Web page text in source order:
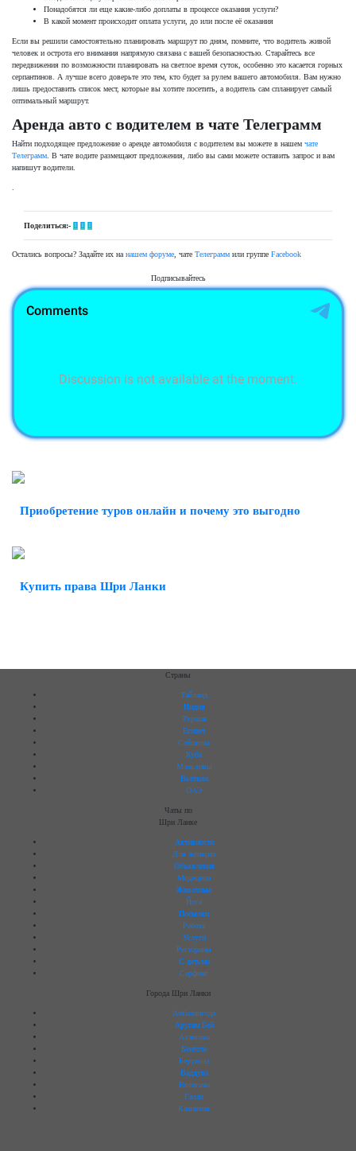
Понадобятся ли еще какие-либо доплаты в процессе оказания услуги?
В какой момент происходит оплата услуги, до или после её оказания
Если вы решили самостоятельно планировать маршрут по дням, помните, что водитель живой
человек и острота его внимания напрямую связана с вашей безопасностью. Старайтесь все
передвижения по возможности планировать на светлое время суток, особенно это касается горных
серпантинов. А лучше всего доверьте это тем, кто будет за рулем вашего автомобиля. Вам нужно
лишь предоставить список мест, которые вы хотите посетить, а водитель сам спланирует самый
оптимальный маршрут.
Аренда авто с водителем в чате Телеграмм
Найти подходящее предложение о аренде автомобиля с водителем вы можете в нашем чате
Телеграмм . В чате водите размещают предложения, либо вы сами можете оставить запрос и вам
напишут водители.
Поделиться:-
Остались вопросы? Задайте их нанашем форуме, чате Телеграмм или группе Facebook
Подписывайтесь
Приобретение туров онлайн и почему это выгодно
Купить права Шри Ланки
Страны
Тайланд
Индия
Турция
Египет
Сейшелы
Куба
Мальдивы
Вьетнам
ОАЭ
Чаты по
Шри Ланке
Активности
Для женщин
Объявления
Медицина
Животные
Йога
Посылки
Работа
Услуги
Рестораны
C детьми
Серфинг
Города Шри Ланки
Амбалангода
Аругам Бей
Ахангама
Бентота
Берувела
Ваддува
Велигама
Галле
Калпития